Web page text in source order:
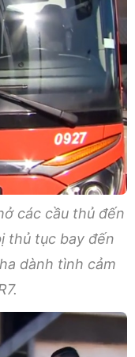
các cầu thủ đến
thủ tục bay đến
dành tình cảm